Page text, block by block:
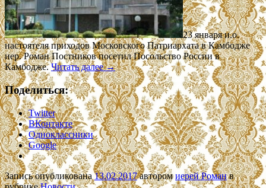
23 января и.о.
настоятеля приходов Московского Патриархата в Камбодже
иер. Роман Постников посетил Посольство России в
Камбодже.Читать далее→
Поделиться:
Twitter
ВКонтакте
Одноклассники
Google
Запись опубликована13.02.2017авторомиерей Романв